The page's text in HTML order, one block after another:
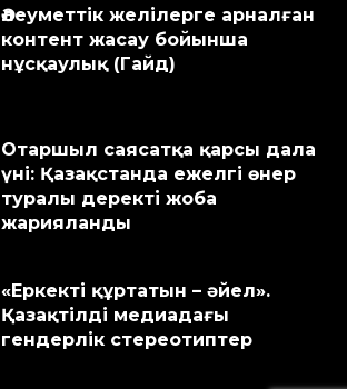
Әлеуметтік желілерге арналған
контент жасау бойынша
нұсқаулық (Гайд)
Отаршыл саясатқа қарсы дала
үні: Қазақстанда ежелгі өнер
туралы деректі жоба
жарияланды
«Еркекті құртатын – әйел».
Қазақтілді медиадағы
гендерлік стереотиптер